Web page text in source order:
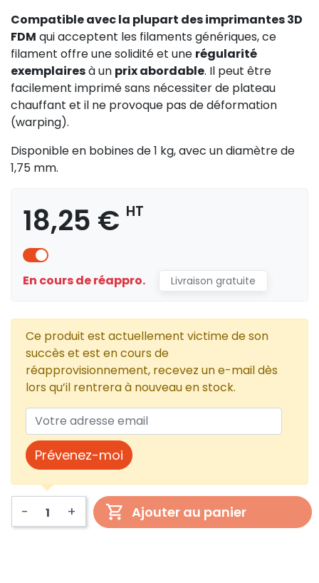
Compatible avec la plupart des imprimantes 3D
FDM qui acceptent les filaments génériques, ce
filament offre une solidité et une régularité
exemplairesà un prix abordable. Il peut être
facilement imprimé sans nécessiter de plateau
chauffant et il ne provoque pas de déformation
(warping).
Disponible en bobines de 1 kg, avec un diamètre de
1,75 mm.
18,25 € HT
En cours de réappro. Livraison gratuite
Ce produit est actuellement victime de son
succès et est en cours de
réapprovisionnement, recevez un e-mail dès
lors qu’il rentrera à nouveau en stock.
Prévenez-moi
- + Ajouter au panier